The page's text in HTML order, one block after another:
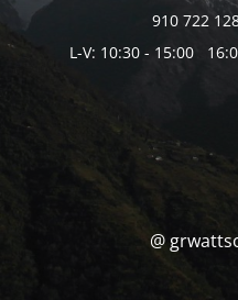
910 722
L-V: 10:30 - 15:00
@